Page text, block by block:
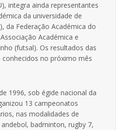
integra ainda representantes
da universidade de
da Federação Académica do
Académica e
(futsal). Os resultados das
conhecidos no próximo mês
1996, sob égide nacional da
13 campeonatos
nas modalidades de
badminton, rugby 7,